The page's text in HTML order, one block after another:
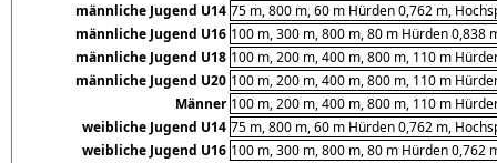
männliche Jugend U14 75 m, 800 m, 60 m Hürden 0,762 m,
männliche Jugend U16 100 m, 300 m, 800 m, 80 m Hürden 0,838
männliche Jugend U18 100 m, 200 m, 400 m, 800 m, 110 m
männliche Jugend U20 100 m, 200 m, 400 m, 800 m, 110 m
Männer 100 m, 200 m, 400 m, 800 m, 110 m
weibliche Jugend U14 75 m, 800 m, 60 m Hürden 0,762 m,
weibliche Jugend U16 100 m, 300 m, 800 m, 80 m Hürden 0,762